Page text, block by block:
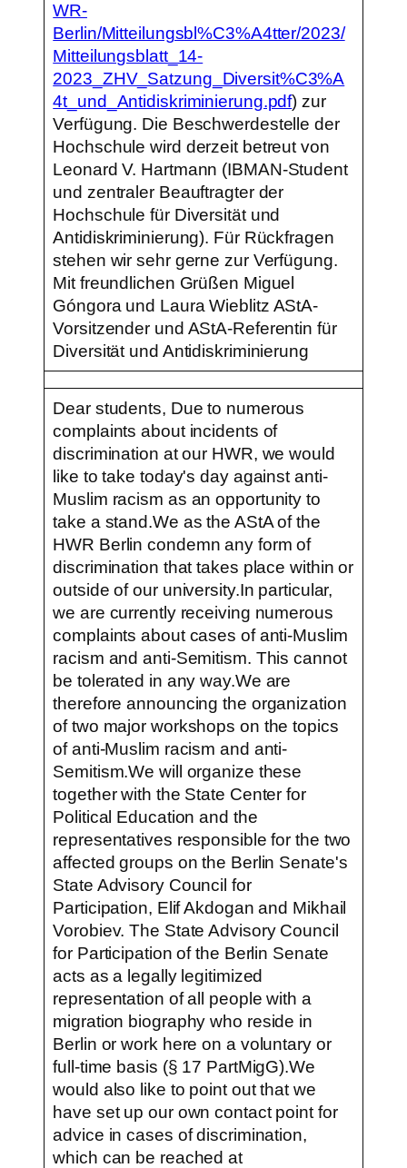
WR-
Berlin/Mitteilungsbl%C3%A4tter/2023/
Mitteilungsblatt_14-
2023_ZHV_Satzung_Diversit%C3%A
4t_und_Antidiskriminierung.pdf) zur
Verfügung. Die Beschwerdestelle der
Hochschule wird derzeit betreut von
Leonard V. Hartmann (IBMAN-Student
und zentraler Beauftragter der
Hochschule für Diversität und
Antidiskriminierung). Für Rückfragen
stehen wir sehr gerne zur Verfügung.
Mit freundlichen Grüßen Miguel
Góngora und Laura Wieblitz AStA-
Vorsitzender und AStA-Referentin für
Diversität und Antidiskriminierung
Dear students, Due to numerous
complaints about incidents of
discrimination at our HWR, we would
like to take today's day against anti-
Muslim racism as an opportunity to
take a stand.We as the AStA of the
HWR Berlin condemn any form of
discrimination that takes place within or
outside of our university.In particular,
we are currently receiving numerous
complaints about cases of anti-Muslim
racism and anti-Semitism. This cannot
be tolerated in any way.We are
therefore announcing the organization
of two major workshops on the topics
of anti-Muslim racism and anti-
Semitism.We will organize these
together with the State Center for
Political Education and the
representatives responsible for the two
affected groups on the Berlin Senate's
State Advisory Council for
Participation, Elif Akdogan and Mikhail
Vorobiev. The State Advisory Council
for Participation of the Berlin Senate
acts as a legally legitimized
representation of all people with a
migration biography who reside in
Berlin or work here on a voluntary or
full-time basis (§ 17 PartMigG).We
would also like to point out that we
have set up our own contact point for
advice in cases of discrimination,
which can be reached at